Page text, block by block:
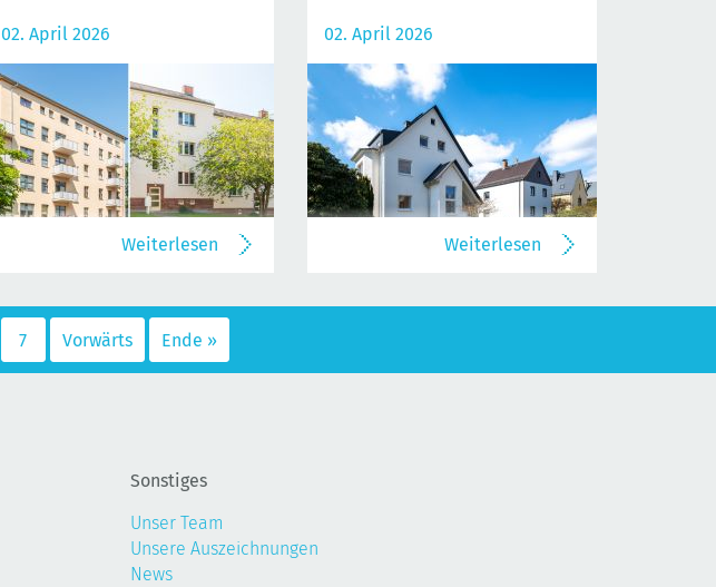
02. April 2026
Weiterlesen
02. April 2026
Weiterlesen
7 Vorwärts Ende »
Sonstiges
Unser Team
Unsere Auszeichnungen
News